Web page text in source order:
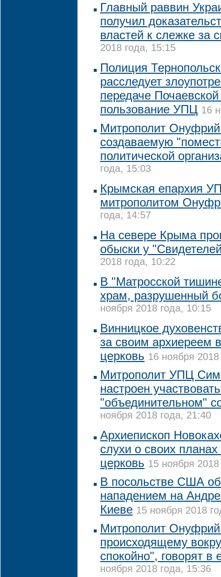
Главный раввин
получил
властей к слежке за
2018 года, 15:15
Полиция
расследует
передаче
пользование УПЦ 16
Митрополит
создаваемую
политической
года, 15:03
Крымская епархия
митрополитом
года, 14:57
На севере Крыма
обыски у
2018 года, 10:22
В "Матросской
храм, разрушенный
ноября 2018 года, 10:15
Винницкое
за своим архиереем
церковь 16 ноября
Митрополит УПЦ
настроен
"объединительном"
ноября 2018 года, 21:40
Архиепископ
слухи о своих
церковь 15 ноября
В посольстве США
нападением на
Киеве 15 ноября 2018
Митрополит Онуфрий
происходящему
спокойно", говорят в
ноября 2018 года, 15:36